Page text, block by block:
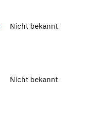
Nicht bekannt
Nicht bekannt